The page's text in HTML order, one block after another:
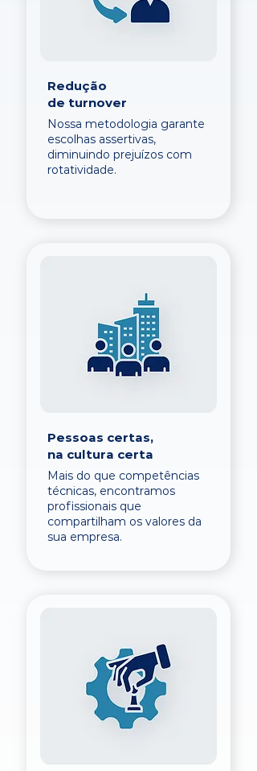
Redução
de turnover
Nossa metodologia garante
escolhas assertivas,
diminuindo prejuízos com
rotatividade.
Pessoas certas,
na cultura certa
Mais do que competências
técnicas, encontramos
profissionais que
compartilham os valores da
sua empresa.